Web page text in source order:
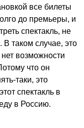
все билеты
до премьеры, и
спектакль, не
В таком случае, это
возможности
что он
таки, это
спектакль в
в Россию.